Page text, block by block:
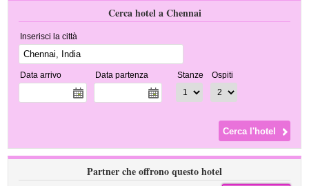
Cerca hotel a Chennai
Inserisci la città
Data arrivo Data partenza Stanze Ospiti
Partner che offrono questo hotel